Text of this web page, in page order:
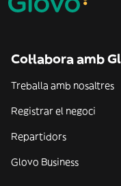
Col·labora amb
Treballa amb nosaltres
Registrar el negoci
Repartidors
Glovo Business